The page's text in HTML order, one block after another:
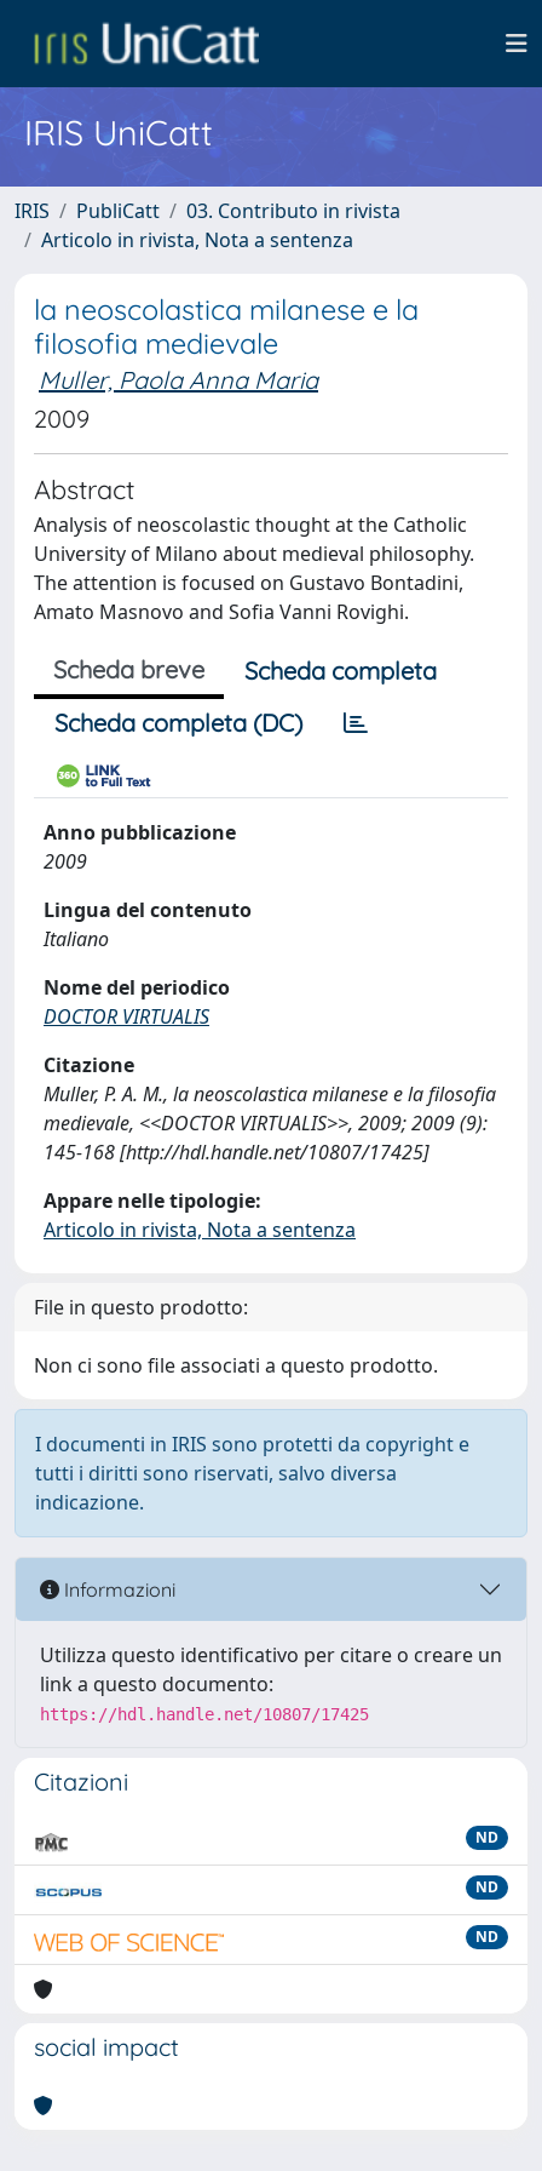
IRIS UniCatt
IRIS PubliCatt
03. Contributo in rivista
Articolo in rivista, Nota a sentenza
la neoscolastica milanese e la
filosofia medievale
Muller, Paola Anna Maria
2009
Abstract
Analysis of neoscolastic thought at the Catholic
University of Milano about medieval philosophy.
The attention is focused on Gustavo Bontadini,
Amato Masnovo and Sofia Vanni Rovighi.
Scheda breve
Scheda completa
Scheda completa (DC)
Anno pubblicazione
2009
Lingua del contenuto
Italiano
Nome del periodico
DOCTOR VIRTUALIS
Citazione
Muller, P. A. M., la neoscolastica milanese e la filosofia
medievale, <<DOCTOR VIRTUALIS>>, 2009; 2009 (9):
145-168 [http://hdl.handle.net/10807/17425]
Appare nelle tipologie:
Articolo in rivista, Nota a sentenza
File in questo prodotto:
Non ci sono file associati a questo prodotto.
I documenti in IRIS sono protetti da copyright e
tutti i diritti sono riservati, salvo diversa
indicazione.
Informazioni
Utilizza questo identificativo per citare o creare un
link a questo documento:
https://hdl.handle.net/10807/17425
Citazioni
ND
ND
ND
social impact